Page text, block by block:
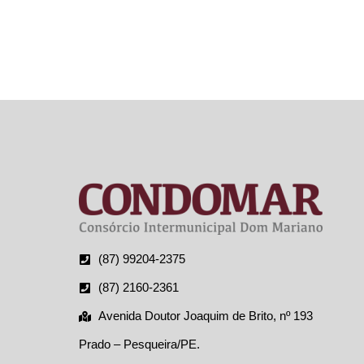
(87) 99204-2375
(87) 2160-2361
Avenida Doutor Joaquim de Brito, nº 193
Prado – Pesqueira/PE.